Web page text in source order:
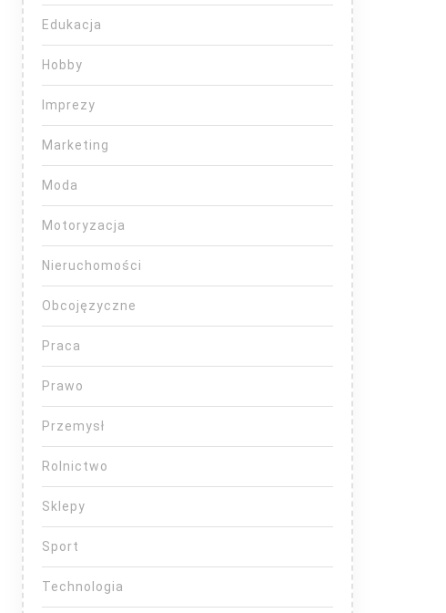
Edukacja
Hobby
Imprezy
Marketing
Moda
Motoryzacja
Nieruchomości
Obcojęzyczne
Praca
Prawo
Przemysł
Rolnictwo
Sklepy
Sport
Technologia